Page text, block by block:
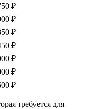
₽
₽
₽
₽
₽
₽
₽
требуется для